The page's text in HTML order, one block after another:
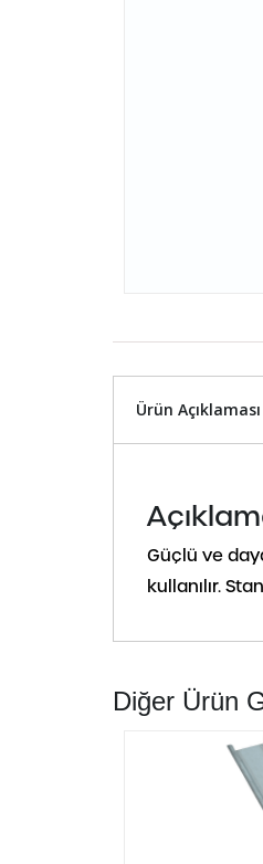
Ürün Açıklaması
Güçlü ve
kullanılır.
Diğer Ürün